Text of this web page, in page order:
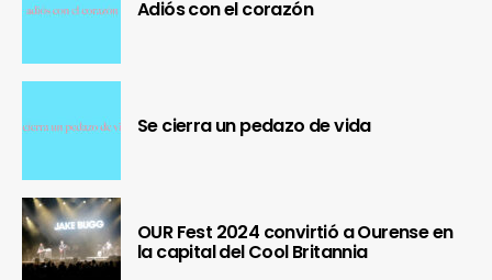
Adiós con el corazón
Se cierra un pedazo de vida
OUR Fest 2024 convirtió a Ourense en
la capital del Cool Britannia